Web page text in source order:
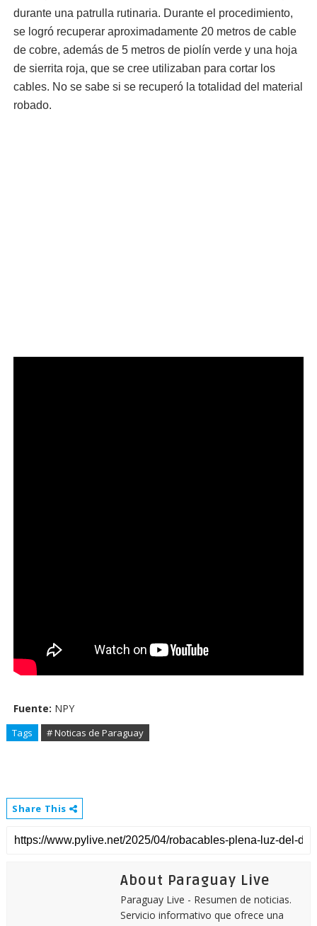
durante una patrulla rutinaria. Durante el procedimiento,
se logró recuperar aproximadamente 20 metros de cable
de cobre, además de 5 metros de piolín verde y una hoja
de sierrita roja, que se cree utilizaban para cortar los
cables. No se sabe si se recuperó la totalidad del material
robado.
Fuente: NPY
Tags # Noticas de Paraguay
Share This
About Paraguay Live
Paraguay Live - Resumen de noticias.
Servicio informativo que ofrece una